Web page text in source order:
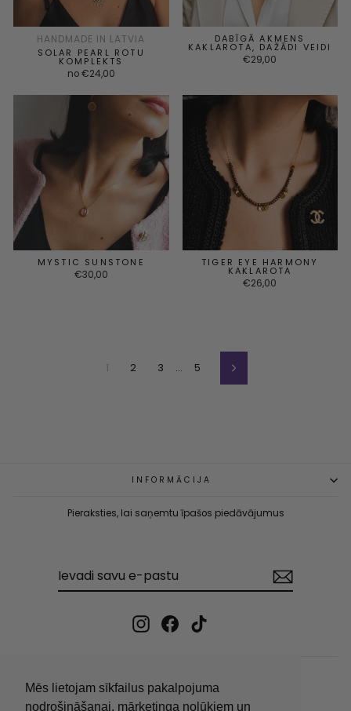
Mēs lietojam sīkfailus pakalpojuma
nodrošināšanai, mārketinga nolūkiem un
HANDMADE IN LATVIA
SOLAR PEARL ROTU
KOMPLEKTS
no €24,00
DABĪGĀ AKMENS
KAKLAROTA, DAŽĀDI VEIDI
€29,00
MYSTIC SUNSTONE
€30,00
TIGER EYE HARMONY
KAKLAROTA
€26,00
1 2 3 … 5 Nākamā
INFORMĀCIJA
Pieraksties, lai saņemtu īpašos piedāvājumus
Instagram
FacebookTikTok